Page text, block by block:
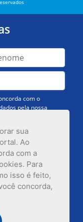
sua
Ao
com a
Para
isso é feito,
concorda,
com o
pela nossa